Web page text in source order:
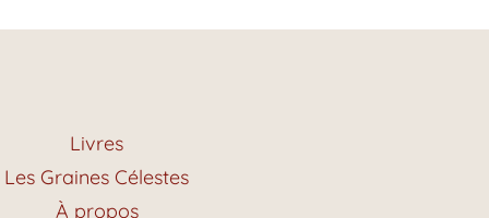
Livres
Les Graines Célestes
À propos